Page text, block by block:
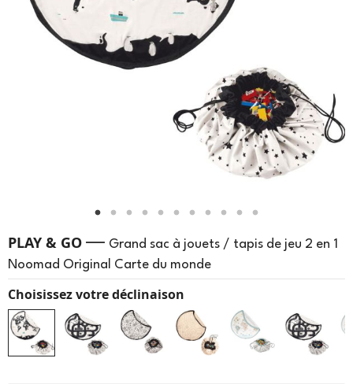
PLAY & GO — Grand sac à jouets / tapis de jeu 2 en 1
Noomad Original Carte du monde
Choisissez votre déclinaison